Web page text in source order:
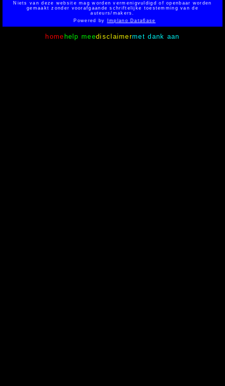
Niets van deze website mag worden vermenigvuldigd of openbaar worden
gemaakt zonder voorafgaande schriftelijke toestemming van de
auteurs/makers.
Powered by Implano Data6ase
home help meedisclaimermet dank aan